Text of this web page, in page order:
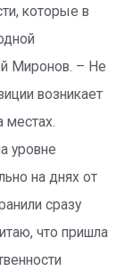
которые в
Миронов. – Не
возникает
местах.
уровне
на днях от
сразу
что пришла